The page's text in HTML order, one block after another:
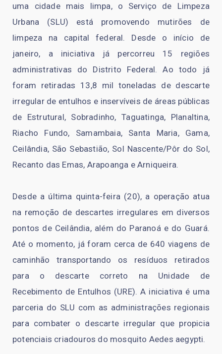
uma cidade mais limpa, o Serviço de Limpeza
Urbana (SLU) está promovendo mutirões de
limpeza na capital federal. Desde o início de
janeiro, a iniciativa já percorreu 15 regiões
administrativas do Distrito Federal. Ao todo já
foram retiradas 13,8 mil toneladas de descarte
irregular de entulhos e inservíveis de áreas públicas
de Estrutural, Sobradinho, Taguatinga, Planaltina,
Riacho Fundo, Samambaia, Santa Maria, Gama,
Ceilândia, São Sebastião, Sol Nascente/Pôr do Sol,
Recanto das Emas, Arapoanga e Arniqueira.
Desde a última quinta-feira (20), a operação atua
na remoção de descartes irregulares em diversos
pontos de Ceilândia, além do Paranoá e do Guará.
Até o momento, já foram cerca de 640 viagens de
caminhão transportando os resíduos retirados
para o descarte correto na Unidade de
Recebimento de Entulhos (URE). A iniciativa é uma
parceria do SLU com as administrações regionais
para combater o descarte irregular que propicia
potenciais criadouros do mosquito Aedes aegypti.